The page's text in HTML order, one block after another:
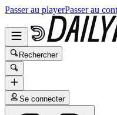
Passer au playerPasser au
Rechercher
Se connecter